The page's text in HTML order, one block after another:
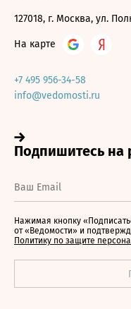
127018, г. Москва, ул.
На карте
+7 495 956-34-58
info@vedomosti.ru
Нажимая кнопку
от «Ведомости» и
Политику по защите